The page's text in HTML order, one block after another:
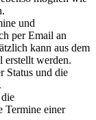
und
per Email an
kann aus dem
erstellt werden.
Status und die
Termine einer